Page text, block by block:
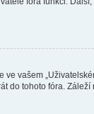
vašem
do tohoto fóra.